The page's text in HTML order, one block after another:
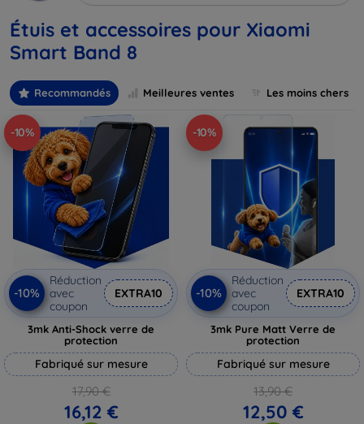
Étuis et accessoires pour Xiaomi
Smart Band 8
Recommandés Meilleures ventes Les moins chers
-10%
-10%
Réduction
avec
coupon
EXTRA10
3mk Anti-Shock verre de
protection
Fabriqué sur mesure
17,90 €
16,12 €
-10%
-10%
Réduction
avec
coupon
EXTRA10
3mk Pure Matt Verre de
protection
Fabriqué sur mesure
13,90 €
12,50 €